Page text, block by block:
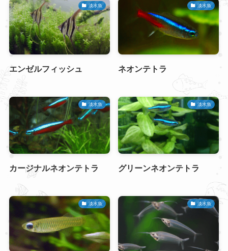
淡水魚
エンゼルフィッシュ
淡水魚
ネオンテトラ
淡水魚
カージナルネオンテトラ
淡水魚
グリーンネオンテトラ
淡水魚 淡水魚